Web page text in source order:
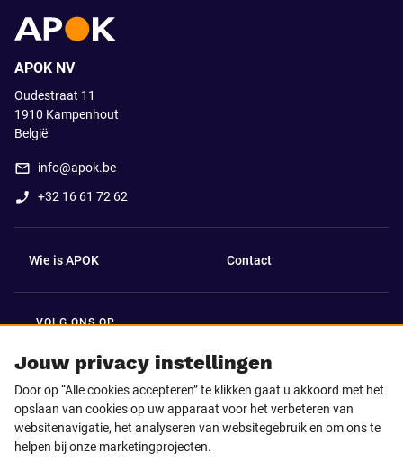
Jouw privacy instellingen
Door op “Alle cookies accepteren” te klikken gaat u akkoord met het
opslaan van cookies op uw apparaat voor het verbeteren van
websitenavigatie, het analyseren van websitegebruik en om ons te
helpen bij onze marketingprojecten.
APOK NV
Oudestraat 11
1910 Kampenhout
België
info@apok.be
+32 16 61 72 62
Wie is APOK Contact
VOLG ONS OP
Facebook
Instagram TikTok